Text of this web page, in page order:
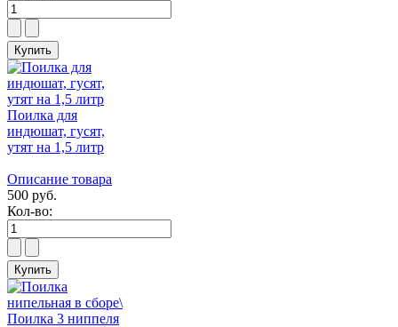
Поилка для
индюшат, гусят,
утят на 1,5 литр
Описание товара
500 руб.
Кол-во: